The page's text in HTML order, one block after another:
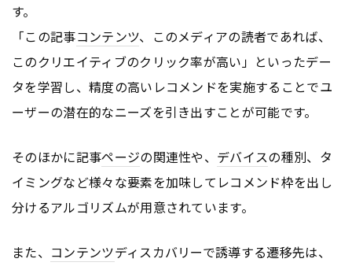
す。
「この記事コンテンツ、このメディアの読者であれば、
このクリエイティブのクリック率が高い」といったデー
タを学習し、精度の高いレコメンドを実施することでユ
ーザーの潜在的なニーズを引き出すことが可能です。
そのほかに記事ページの関連性や、 デバイスの種別、タ
イミングなど様々な要素を加味してレコメンド枠を出し
分けるアルゴリズムが用意されています。
また、 コンテンツディスカバリーで誘導する遷移先は、